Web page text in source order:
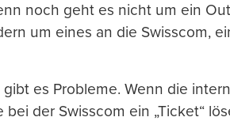
noch geht es nicht um ein
um eines an die Swisscom,
es Probleme. Wenn die
der Swisscom ein „Ticket“